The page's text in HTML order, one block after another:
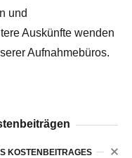
und
Auskünfte wenden
Aufnahmebüros.
KOSTENBEITRAGES